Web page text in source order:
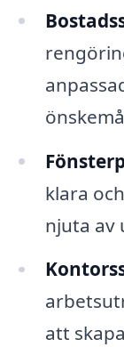
klara
njuta av
att